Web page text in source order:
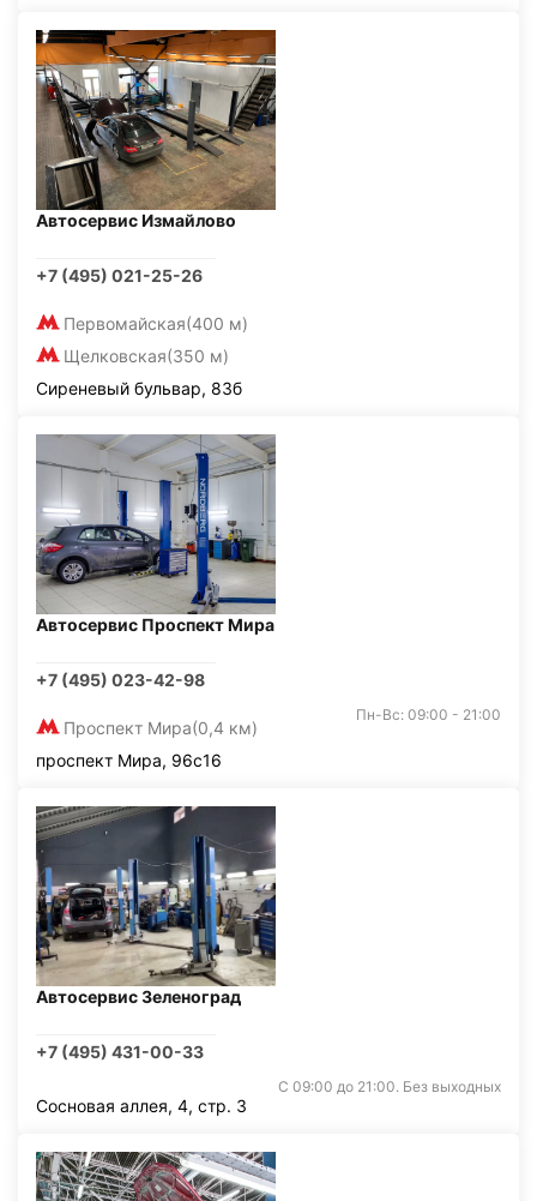
Автосервис Измайлово
+7 (495) 021-25-26
Первомайская(400 м)
Щелковская(350 м)
Сиреневый бульвар, 83б
Автосервис Проспект Мира
+7 (495) 023-42-98
Проспект Мира(0,4 км)
Пн-Вс: 09:00 - 21:00
проспект Мира, 96с16
Автосервис Зеленоград
+7 (495) 431-00-33
С 09:00 до 21:00. Без выходных
Сосновая аллея, 4, стр. 3